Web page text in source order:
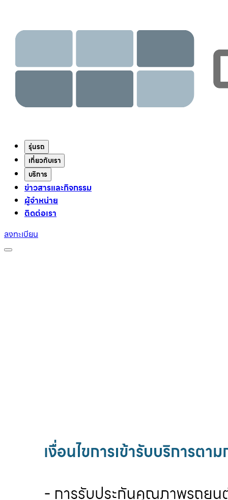
รุ่นรถ
เกี่ยวกับเรา
บริการ
ข่าวสารและกิจกรรม
ผู้จำหน่าย
ติดต่อเรา
ลงทะเบียน